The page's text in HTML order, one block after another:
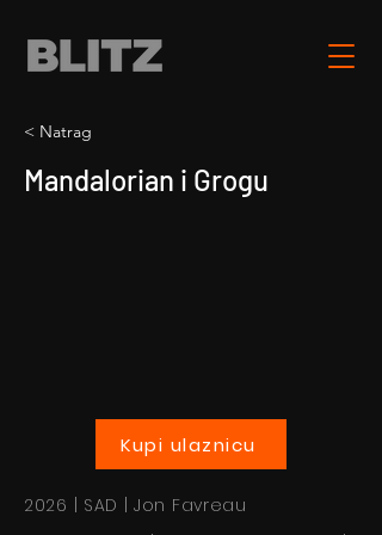
< Natrag
Mandalorian i Grogu
Kupi ulaznicu
2026 | SAD | Jon Favreau